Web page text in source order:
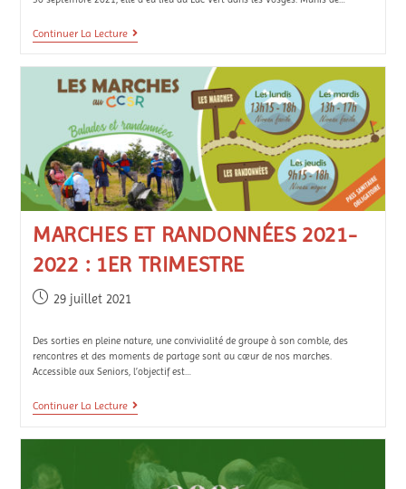
Continuer La Lecture
MARCHES ET RANDONNÉES 2021-
2022 : 1ER TRIMESTRE
29 juillet 2021
Des sorties en pleine nature, une convivialité de groupe à son comble, des
rencontres et des moments de partage sont au cœur de nos marches.
Accessible aux Seniors, l’objectif est…
Continuer La Lecture